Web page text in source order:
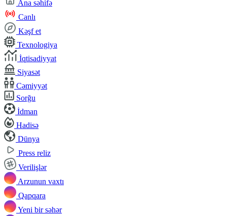
Ana səhifə
Canlı
Kəşf et
Texnologiya
İqtisadiyyat
Siyasət
Cəmiyyət
Sorğu
İdman
Hadisə
Dünya
Press reliz
Verilişlər
Arzunun vaxtı
Qapqara
Yeni bir səhər